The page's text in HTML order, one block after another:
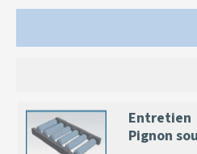
Entretien
Pignon